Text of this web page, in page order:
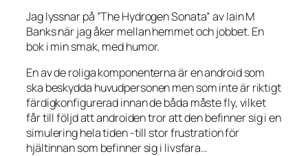
Jag lyssnar på ”The Hydrogen Sonata” av Iain M
Banks när jag åker mellan hemmet och jobbet. En
bok i min smak, med humor.
En av de roliga komponenterna är en android som
ska beskydda huvudpersonen men som inte är riktigt
färdigkonfigurerad innan de båda måste fly, vilket
får till följd att androiden tror att den befinner sig i en
simulering hela tiden -till stor frustration för
hjältinnan som befinner sig i livsfara…